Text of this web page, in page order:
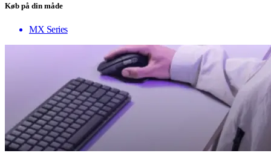
Køb på din måde
MX Series